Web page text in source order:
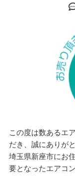
この度は数あるエ
だき、誠にありが
埼玉県新座市にお
要となったエアコ